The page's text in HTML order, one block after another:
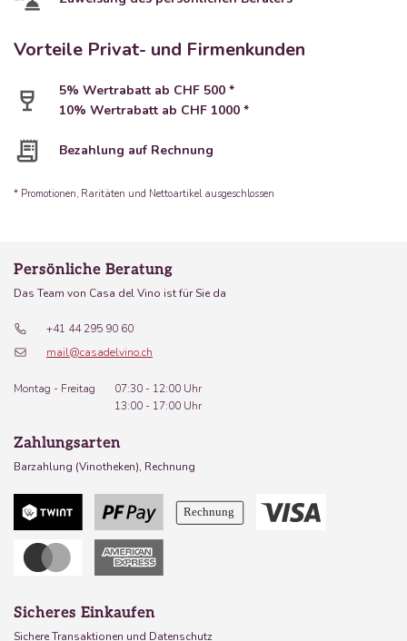
Vorteile Privat- und Firmenkunden
5% Wertrabatt ab CHF 500 *
10% Wertrabatt ab CHF 1000 *
Bezahlung auf Rechnung
* Promotionen, Raritäten und Nettoartikel ausgeschlossen
Persönliche Beratung
Das Team von Casa del Vino ist für Sie da
+41 44 295 90 60
mail@casadelvino.ch
Montag - Freitag
07:30 - 12:00 Uhr
13:00 - 17:00 Uhr
Zahlungsarten
Barzahlung (Vinotheken), Rechnung
Sicheres Einkaufen
Sichere Transaktionen und Datenschutz